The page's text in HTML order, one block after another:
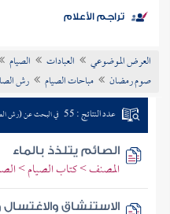
موضوعي
تراجم الأعلام
العرض الموضوعي العبادات الصيام
صوم رمضان
مباحات الصيام رش
عدد النتائج : 55 في البحث عن (رش
الصائم يتلذذ بالماء
المصنف > كتاب الصيام >
الاستنشاق